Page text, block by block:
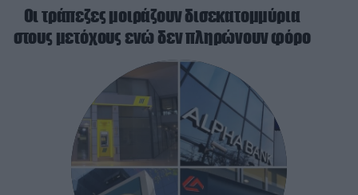
Οι τράπεζες μοιράζουν δισεκατομμύρια
στους μετόχους ενώ δεν πληρώνουν φόρο